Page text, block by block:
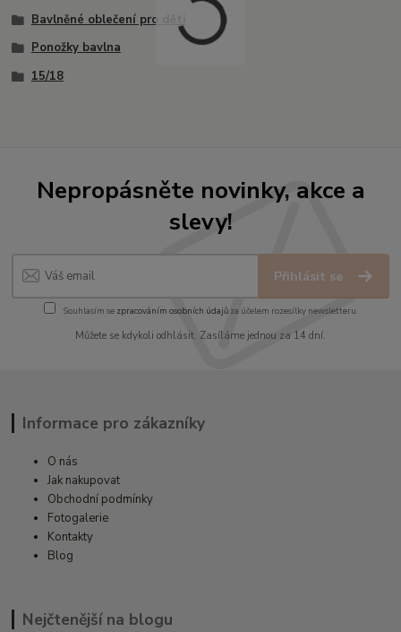
Bavlněné oblečení pro děti
Ponožky bavlna
15/18
Nepropásněte novinky, akce a
slevy!
Přihlásit se
Souhlasím se zpracováním osobních údajůza účelem rozesílky newsletteru.
Můžete se kdykoli odhlásit. Zasíláme jednou za 14 dní.
Informace pro zákazníky
O nás
Jak nakupovat
Obchodní podmínky
Fotogalerie
Kontakty
Blog
Nejčtenější na blogu